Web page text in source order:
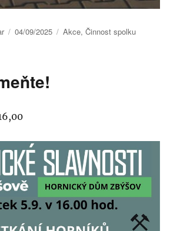
Publikováno:
04/09/2025 Rubriky:
Akce,Činnost spolku